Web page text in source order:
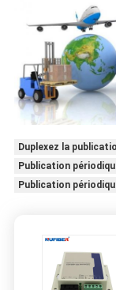
Duplexez la
Publication
Publication